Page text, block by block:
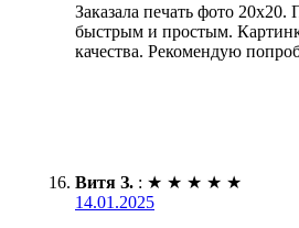
Заказала печать фото 20х20.
быстрым и простым.
качества. Рекомендую
Витя З. : ★ ★ ★ ★ ★
14.01.2025